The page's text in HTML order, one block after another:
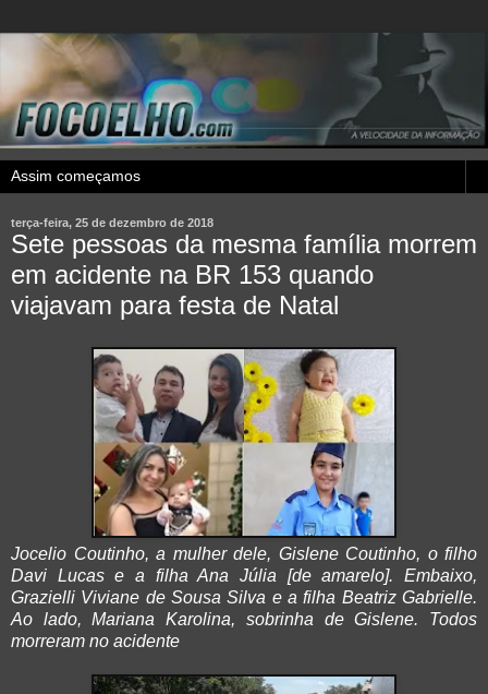
terça-feira, 25 de dezembro de 2018
Sete pessoas da mesma família morrem
em acidente na BR 153 quando
viajavam para festa de Natal
Jocelio Coutinho, a mulher dele, Gislene Coutinho, o filho
Davi Lucas e a filha Ana Júlia [de amarelo]. Embaixo,
Grazielli Viviane de Sousa Silva e a filha Beatriz Gabrielle.
Ao lado, Mariana Karolina, sobrinha de Gislene. Todos
morreram no acidente